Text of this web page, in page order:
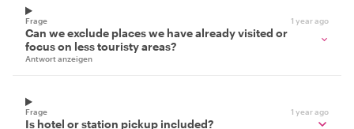
Frage 1 year ago
Can we exclude places we have already visited or
focus on less touristy areas?
Antwort anzeigen
Frage 1 year ago
Is hotel or station pickup included?